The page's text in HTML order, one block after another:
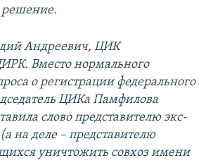
решение.
Андреевич, ЦИК
Вместо нормального
о регистрации федерального
ЦИКа Памфилова
слово представителю экс-
на деле – представителю
уничтожить совхоз имени